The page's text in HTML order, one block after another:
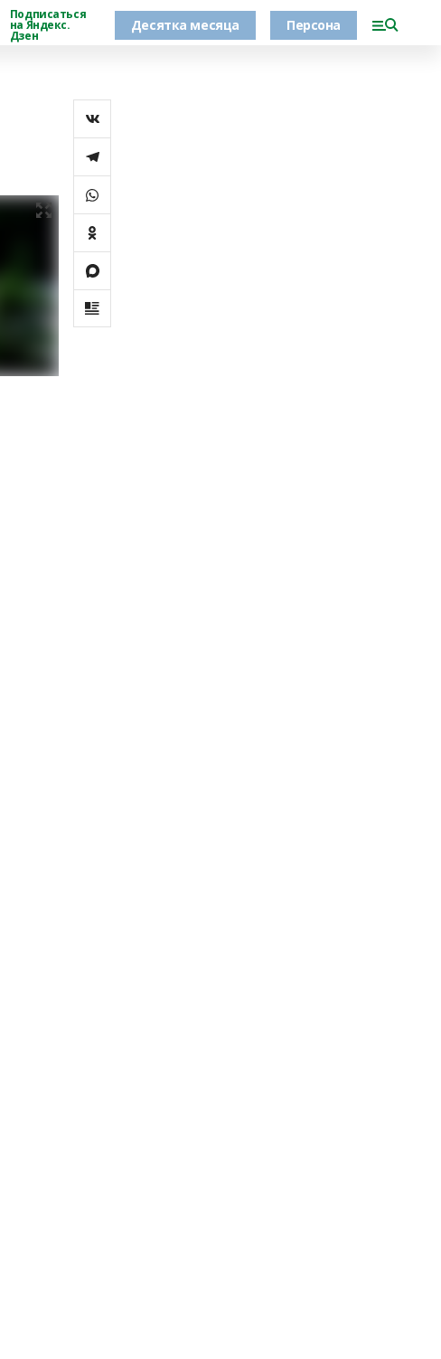
Подписаться
на Яндекс.
Дзен
Десятка месяца Персона